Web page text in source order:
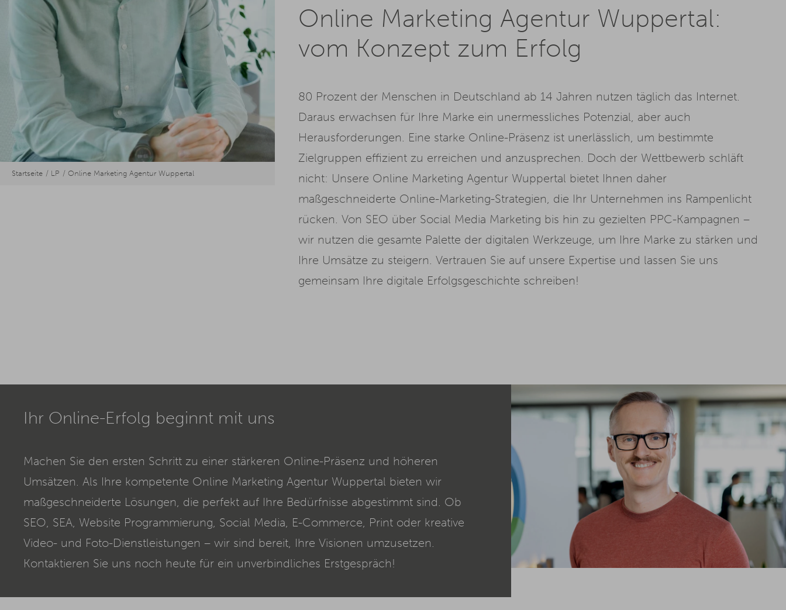
Startseite LP Online Marketing Agentur Wuppertal
Online Marketing Agentur Wuppertal:
vom Konzept zum Erfolg
80 Prozent der Menschen in Deutschland ab 14 Jahren nutzen täglich das Internet.
Daraus erwachsen für Ihre Marke ein unermessliches Potenzial, aber auch
Herausforderungen. Eine starke Online-Präsenz ist unerlässlich, um bestimmte
Zielgruppen effizient zu erreichen und anzusprechen. Doch der Wettbewerb schläft
nicht: Unsere Online Marketing Agentur Wuppertal bietet Ihnen daher
maßgeschneiderte Online-Marketing-Strategien, die Ihr Unternehmen ins Rampenlicht
rücken. Von SEO über Social Media Marketing bis hin zu gezielten PPC-Kampagnen –
wir nutzen die gesamte Palette der digitalen Werkzeuge, um Ihre Marke zu stärken und
Ihre Umsätze zu steigern. Vertrauen Sie auf unsere Expertise und lassen Sie uns
gemeinsam Ihre digitale Erfolgsgeschichte schreiben!
Ihr Online-Erfolg beginnt mit uns
Machen Sie den ersten Schritt zu einer stärkeren Online-Präsenz und höheren
Umsätzen. Als Ihre kompetente Online Marketing Agentur Wuppertal bieten wir
maßgeschneiderte Lösungen, die perfekt auf Ihre Bedürfnisse abgestimmt sind. Ob
SEO SEA , Website Programmierung, Social Media, E-Commerce , Print oder kreative
Video- und Foto-Dienstleistungen – wir sind bereit, Ihre Visionen umzusetzen.
Kontaktieren Sie uns noch heute für ein unverbindliches Erstgespräch!